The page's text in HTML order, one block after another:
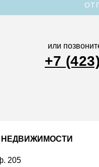
или
+7
НЕДВИЖИМОСТИ
205